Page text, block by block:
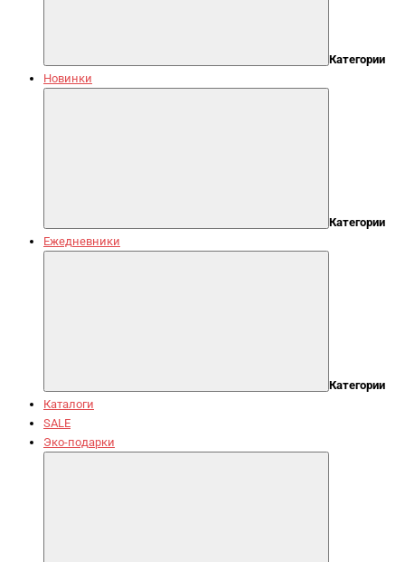
Категории
Новинки
Категории
Ежедневники
Категории
Каталоги
SALE
Эко-подарки